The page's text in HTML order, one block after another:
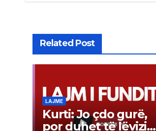
Related Post
LAJME
Kurti: Jo çdo gurë,
por duhet të lëvizim